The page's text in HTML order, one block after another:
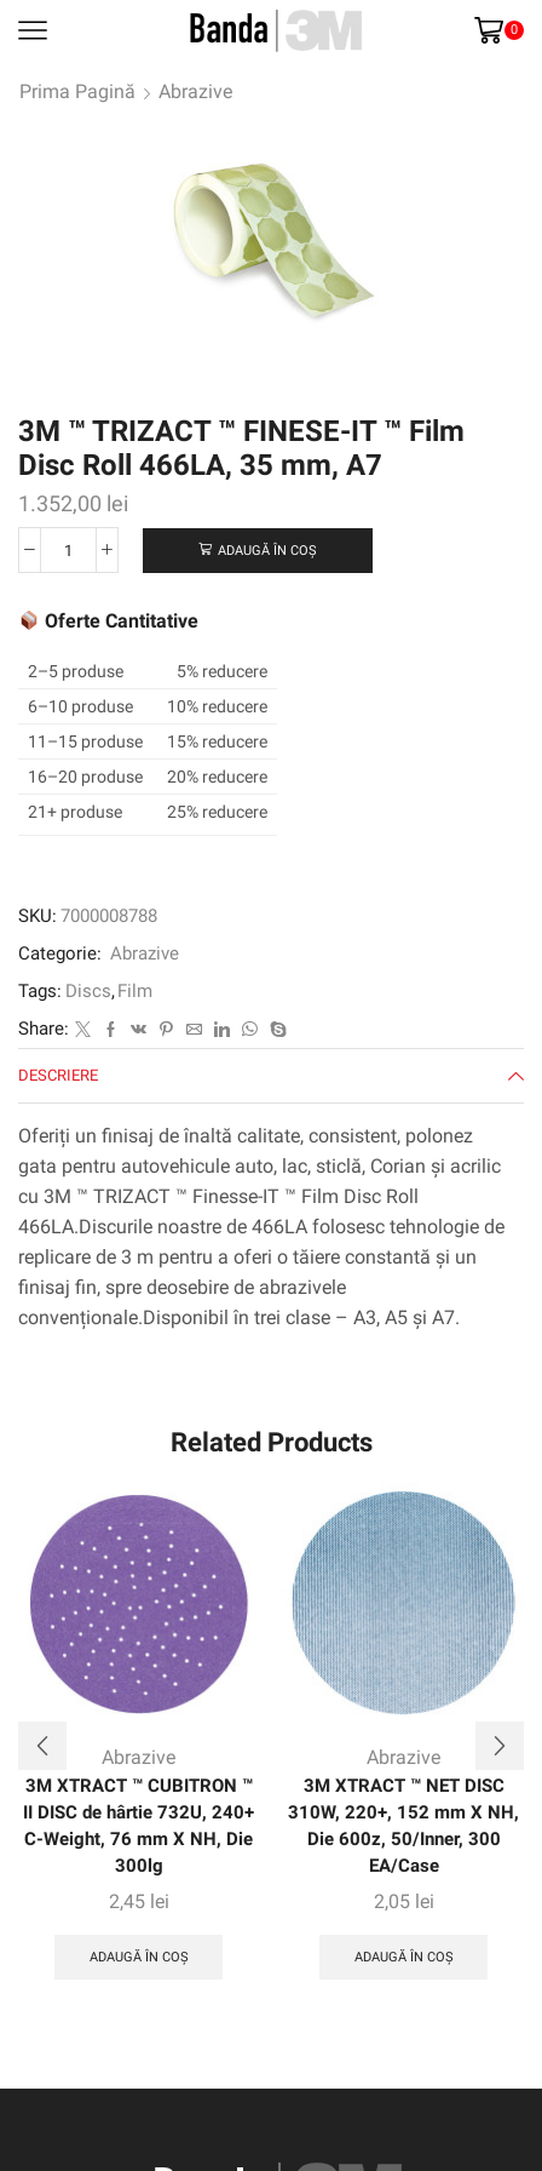
0
Prima Pagină Abrazive
3M ™ TRIZACT ™ FINESE-IT ™ Film
Disc Roll 466LA, 35 mm, A7
1.352,00 lei
Cantitate
™
™
FINESE-
IT
™
Film
Disc
mm,
ADAUGĂ ÎN COȘ
Oferte Cantitative
2–5 produse
5% reducere
6–10 produse
10% reducere
11–15 produse
15% reducere
16–20 produse
20% reducere
21+ produse
25% reducere
SKU: 7000008788
Categorie: Abrazive
Tags: Discs,Film
Share:
DESCRIERE
Oferiți un finisaj de înaltă calitate, consistent, polonez
gata pentru autovehicule auto, lac, sticlă, Corian și acrilic
cu 3M ™ TRIZACT ™ Finesse-IT ™ Film Disc Roll
466LA.Discurile noastre de 466LA folosesc tehnologie de
replicare de 3 m pentru a oferi o tăiere constantă și un
finisaj fin, spre deosebire de abrazivele
convenționale.Disponibil în trei clase – A3, A5 și A7.
Related Products
Abrazive
3M XTRACT ™ CUBITRON ™
II DISC de hârtie 732U, 240+
C-Weight, 76 mm X NH, Die
300lg
2,45 lei
ADAUGĂ ÎN COȘ
Abrazive
3M XTRACT ™ NET DISC
310W, 220+, 152 mm X NH,
Die 600z, 50/Inner, 300
EA/Case
2,05 lei
ADAUGĂ ÎN COȘ